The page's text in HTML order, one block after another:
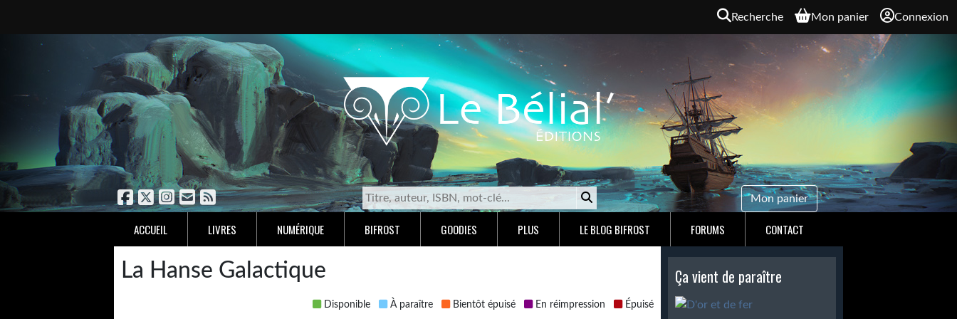
Recherche Mon panier Connexion
Mon panier
ACCUEIL LIVRES NUMÉRIQUE BIFROST GOODIES PLUS LE BLOG BIFROST FORUMS CONTACT
La Hanse Galactique
Disponible À paraître Bientôt épuisé En réimpression Épuisé
Ça vient de paraître